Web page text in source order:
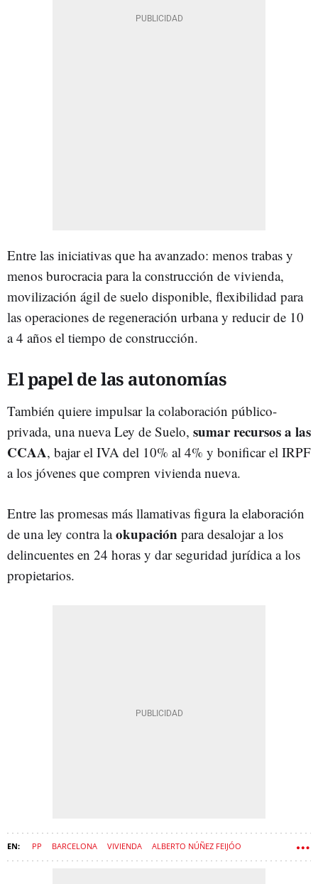
Entre las iniciativas que ha avanzado: menos trabas y
menos burocracia para la construcción de vivienda,
movilización ágil de suelo disponible, flexibilidad para
las operaciones de regeneración urbana y reducir de 10
a 4 años el tiempo de construcción.
El papel de las autonomías
También quiere impulsar la colaboración público-
privada, una nueva Ley de Suelo, sumar recursos a las
CCAA, bajar el IVA del 10% al 4% y bonificar el IRPF
a los jóvenes que compren vivienda nueva.
Entre las promesas más llamativas figura la elaboración
de una ley contra laokupación para desalojar a los
delincuentes en 24 horas y dar seguridad jurídica a los
propietarios.
PP BARCELONA VIVIENDA ALBERTO NÚÑEZ FEIJÓO